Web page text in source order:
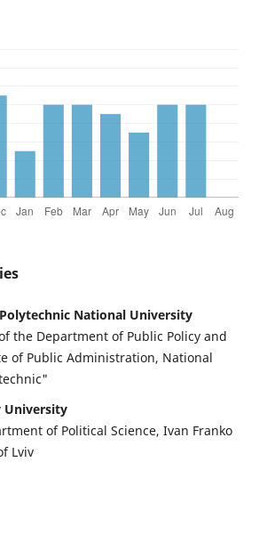
National University
the Department of Public Policy and
of Public Administration, National
University
of Political Science, Ivan Franko
Lviv